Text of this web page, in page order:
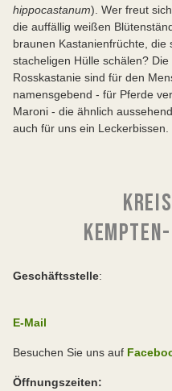
hippocastanum). Wer freut
die auffällig weißen
braunen Kastanienfrüchte,
stacheligen Hülle schälen?
Rosskastanie sind für den
namensgebend - für Pferde
Maroni - die ähnlich
auch für uns ein Leckerbissen.
Geschäftsstelle:
E-Mail
Besuchen Sie uns auf
Öffnungszeiten: